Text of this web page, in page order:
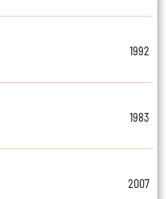
1992
1983
2007